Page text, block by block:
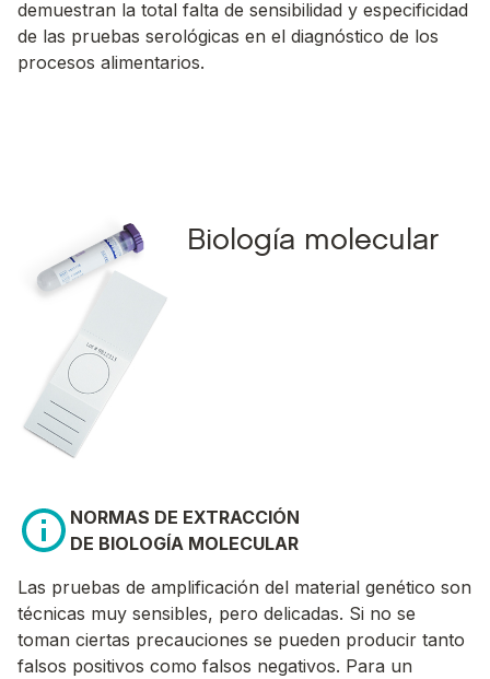
demuestran la total falta de sensibilidad y especificidad
de las pruebas serológicas en el diagnóstico de los
procesos alimentarios.
Biología molecular
NORMAS DE EXTRACCIÓN
DE BIOLOGÍA MOLECULAR
Las pruebas de amplificación del material genético son
técnicas muy sensibles, pero delicadas. Si no se
toman ciertas precauciones se pueden producir tanto
falsos positivos como falsos negativos. Para un